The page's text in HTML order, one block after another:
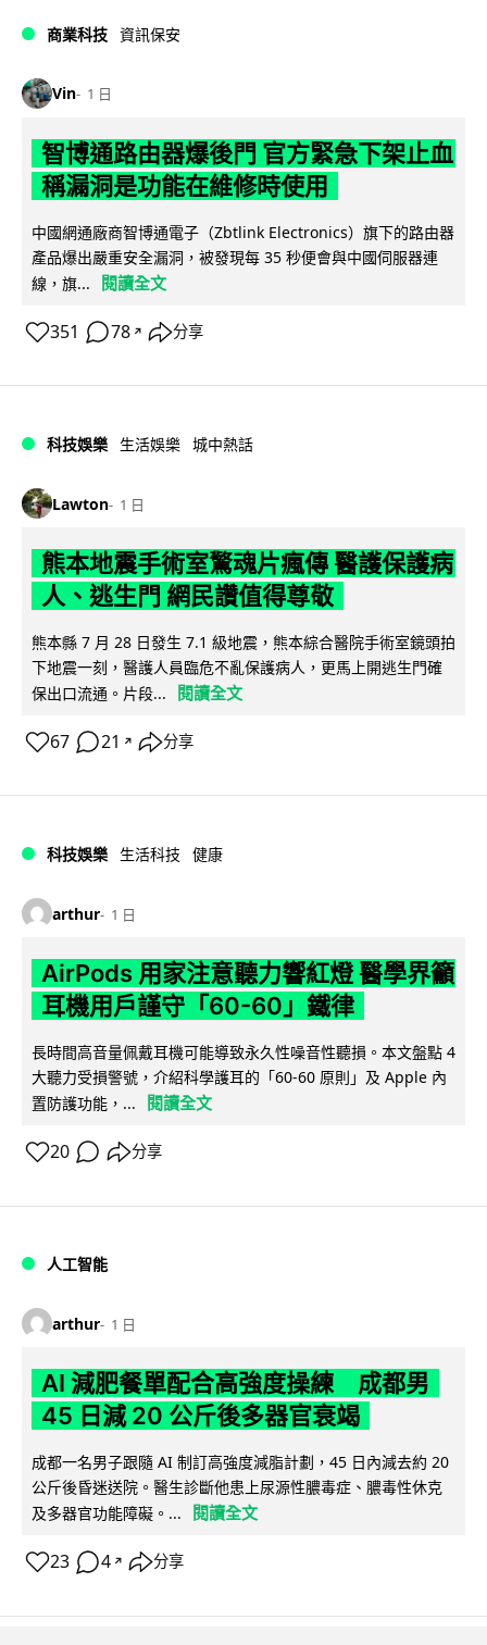
商業科技 資訊保安
Vin 1 日
智博通路由器爆後門 官方緊急下架止血
稱漏洞是功能在維修時使用
中國網通廠商智博通電子（Zbtlink Electronics）旗下的路由器
產品爆出嚴重安全漏洞，被發現每 35 秒便會與中國伺服器連
線，旗...
閱讀全文
351 78 ↗ 分享
科技娛樂 生活娛樂 城中熱話
Lawton 1 日
熊本地震手術室驚魂片瘋傳 醫護保護病
人、逃生門 網民讚值得尊敬
熊本縣 7 月 28 日發生 7.1 級地震，熊本綜合醫院手術室鏡頭拍
下地震一刻，醫護人員臨危不亂保護病人，更馬上開逃生門確
保出口流通。片段...
閱讀全文
67 21 ↗ 分享
科技娛樂 生活科技 健康
arthur 1 日
AirPods 用家注意聽力響紅燈 醫學界籲
耳機用戶謹守「60-60」鐵律
長時間高音量佩戴耳機可能導致永久性噪音性聽損。本文盤點 4
大聽力受損警號，介紹科學護耳的「60-60 原則」及 Apple 內
置防護功能，...
閱讀全文
20 分享
人工智能
arthur 1 日
AI 減肥餐單配合高強度操練 成都男
45 日減 20 公斤後多器官衰竭
成都一名男子跟隨 AI 制訂高強度減脂計劃，45 日內減去約 20
公斤後昏迷送院。醫生診斷他患上尿源性膿毒症、膿毒性休克
及多器官功能障礙。...
閱讀全文
23 4 ↗ 分享